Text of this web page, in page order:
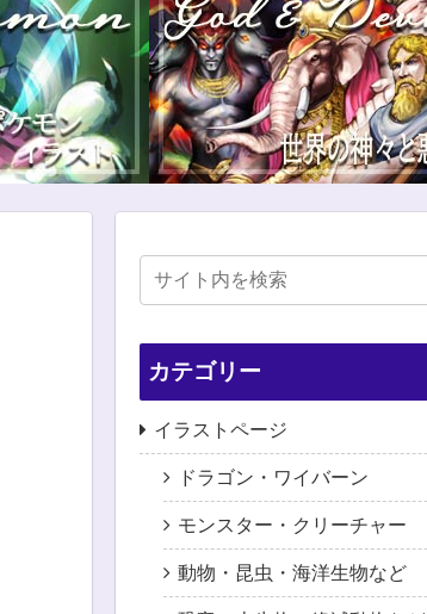
カテゴリー
イラストページ
ドラゴン・ワイバーン
モンスター・クリーチャー
動物・昆虫・海洋生物など